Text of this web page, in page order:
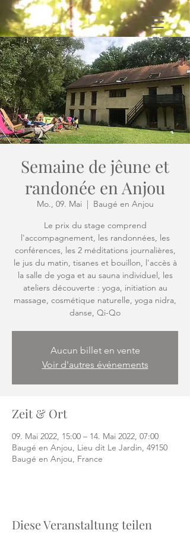
Semaine de jêune et
randonée en Anjou
Mo., 09. Mai
  |
Baugé en Anjou
Le prix du stage comprend
l'accompagnement, les randonnées, les
conférences, les 2 méditations journalières,
le jus du matin, tisanes et bouillon, l'accès à
la salle de yoga et au sauna individuel, les
ateliers découverte : yoga, initiation au
massage, cosmétique naturelle, yoga nidra,
danse, Qi-Qo
Aucun billet en vente
Voir d'autres événements
Zeit & Ort
09. Mai 2022, 15:00 – 14. Mai 2022, 07:00
Baugé en Anjou, Lieu dit Le Jardin, 49150
Baugé en Anjou, France
Diese Veranstaltung teilen